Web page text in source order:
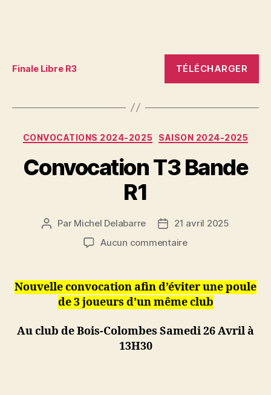
Finale Libre R3 TÉLÉCHARGER
Catégories
CONVOCATIONS 2024-2025 SAISON 2024-2025
Convocation T3 Bande
R1
Auteur
Par Michel Delabarre
Date
de
21 avril 2025
Aucun commentairesur
Bande
R1
Nouvelle convocation afin d’éviter une poule
de 3 joueurs d’un même club
Au club de Bois-Colombes Samedi 26 Avril à
13H30